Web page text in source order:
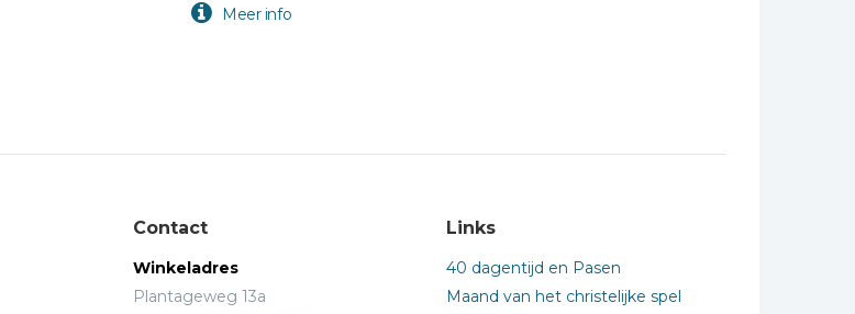
Contact
Winkeladres
Plantageweg 13a
Links
40 dagentijd en Pasen
Maand van het christelijke spel